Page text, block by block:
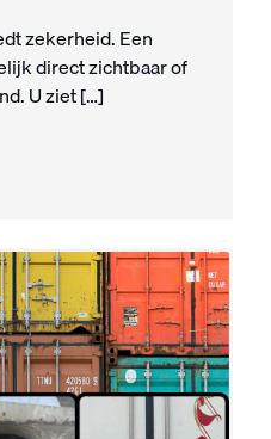
zekerheid. Een
direct zichtbaar of
U ziet […]